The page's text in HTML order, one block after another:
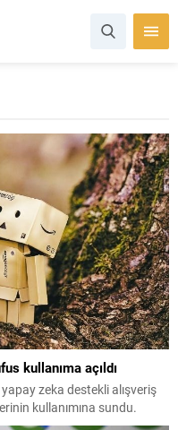
kullanıma açıldı
zeka destekli alışveriş
kullanımına sundu.